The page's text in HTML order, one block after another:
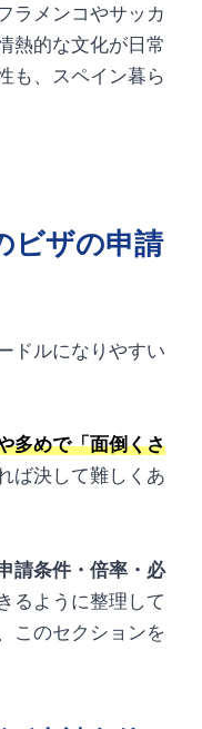
ラメンコやサッカ
熱的な文化が日常
も、スペイン暮ら
ビザの申請
ドルになりやすい
多めで「面倒くさ
ば決して難しくあ
請条件・倍率・必
るように整理して
このセクションを